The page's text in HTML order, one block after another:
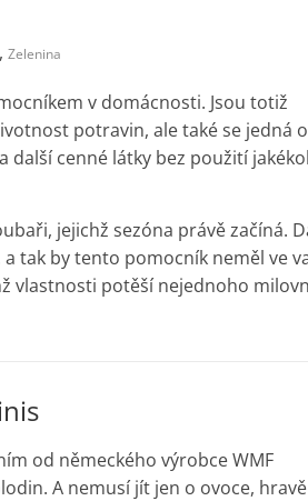
, Zelenina
v domácnosti. Jsou totiž
potravin, ale také se jedná o
další cenné látky bez použití
jejichž sezóna právě začíná.
tak by tento pomocník neměl ve
vlastnosti potěší nejednoho
od německého výrobce WMF
A nemusí jít jen o ovoce, hravě